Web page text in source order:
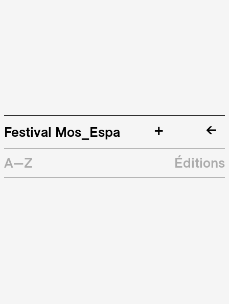
Festival Mos_Espa +
A—Z Éditions